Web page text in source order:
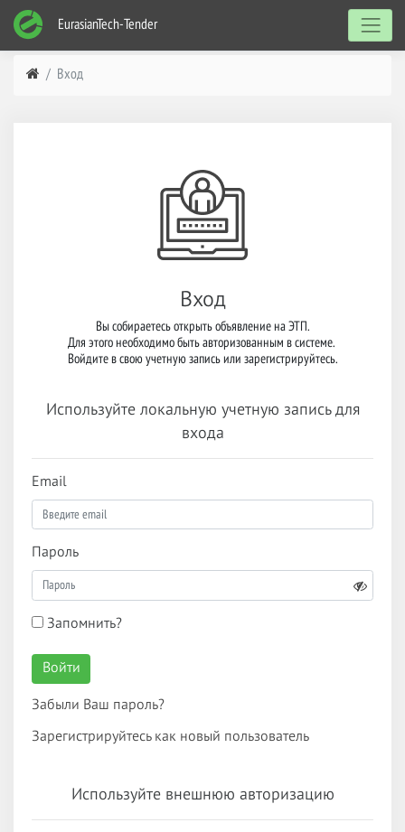
EurasianTech-Tender
Вход
Вход
Вы собираетесь открыть объявление на ЭТП.
Для этого необходимо быть авторизованным в системе.
Войдите в свою учетную запись или зарегистрируйтесь.
Используйте локальную учетную запись для
входа
Email
Пароль
Запомнить?
Войти
Забыли Ваш пароль?
Зарегистрируйтесь как новый пользователь
Используйте внешнюю авторизацию